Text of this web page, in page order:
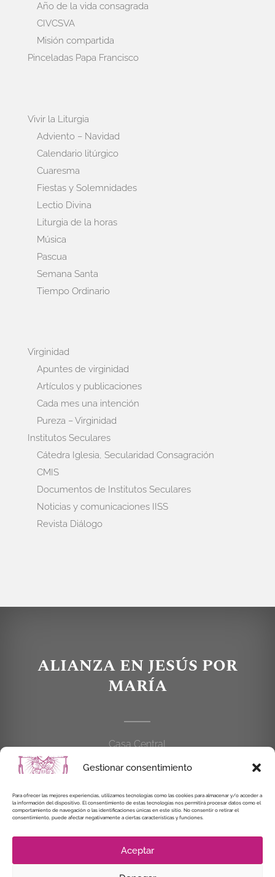
Gestionar consentimiento
Para ofrecer las mejores experiencias, utilizamos tecnologías como las cookies para almacenar y/o acceder a
la información del dispositivo. El consentimiento de estas tecnologías nos permitirá procesar datos como el
comportamiento de navegación o las identificaciones únicas en este sitio. No consentir o retirar el
consentimiento, puede afectar negativamente a ciertas características y funciones.
Aceptar
Año de la vida consagrada
CIVCSVA
Misión compartida
Pinceladas Papa Francisco
Vivir la Liturgia
Adviento – Navidad
Calendario litúrgico
Cuaresma
Fiestas y Solemnidades
Lectio Divina
Liturgia de la horas
Música
Pascua
Semana Santa
Tiempo Ordinario
Virginidad
Apuntes de virginidad
Artículos y publicaciones
Cada mes una intención
Pureza – Virginidad
Institutos Seculares
Cátedra Iglesia, Secularidad Consagración
CMIS
Documentos de Institutos Seculares
Noticias y comunicaciones IISS
Revista Diálogo
ALIANZA EN JESÚS POR
MARÍA
Casa Central
C/Cardenal Cisneros, 55
914 462 114
alianzaenjesuspormaria@gmail.com